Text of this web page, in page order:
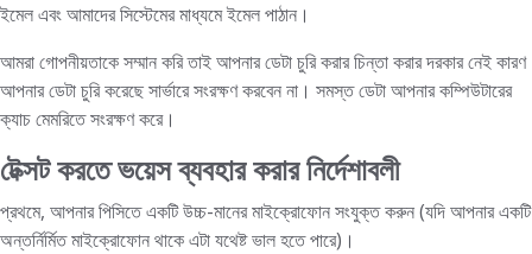
ইমেল এবং আমাদের সিস্টেমের মাধ্যমে ইমেল পাঠান।
আমরা গোপনীয়তাকে সম্মান করি তাই আপনার ডেটা চুরি করার চিন্তা করার দরকার নেই কারণ
আপনার ডেটা চুরি করেছে সার্ভারে সংরক্ষণ করবেন না। সমস্ত ডেটা আপনার কম্পিউটারের
ক্যাচ মেমরিতে সংরক্ষণ করে।
টেক্সট করতে ভয়েস ব্যবহার করার নির্দেশাবলী
প্রথমে, আপনার পিসিতে একটি উচ্চ-মানের মাইক্রোফোন সংযুক্ত করুন (যদি আপনার একটি
অন্তর্নির্মিত মাইক্রোফোন থাকে এটা যথেষ্ট ভাল হতে পারে)।